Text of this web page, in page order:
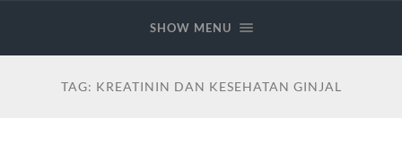
SHOW MENU
TAG: KREATININ DAN KESEHATAN GINJAL